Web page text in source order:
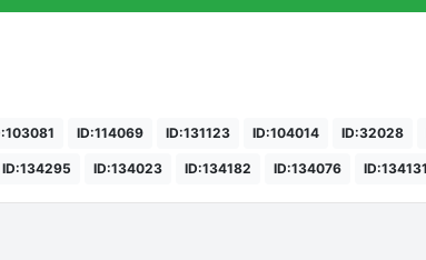
ID:114069 ID:131123 ID:104014 ID:32028
ID:134295 ID:134023 ID:134182 ID:134076 ID:134131